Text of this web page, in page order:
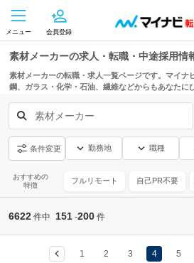
メニュー 会員登録
素材メーカーの求人・転職・中途採用情
素材メーカーの転職・求人一覧ページです。マイナ
鋼、ガラス・化学・石油、繊維などからもあなたに
素材メーカー
条件変更 勤務地 職種
おすすめの
特徴
フルリモート 自己PR不要
6622 件中 151 -200 件
1 2 3 4 5